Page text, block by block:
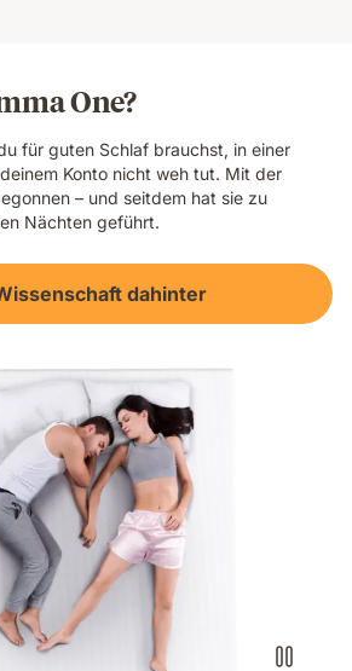
One?
für guten Schlaf brauchst, in einer
Konto nicht weh tut. Mit der
– und seitdem hat sie zu
Nächten geführt.
dahinter